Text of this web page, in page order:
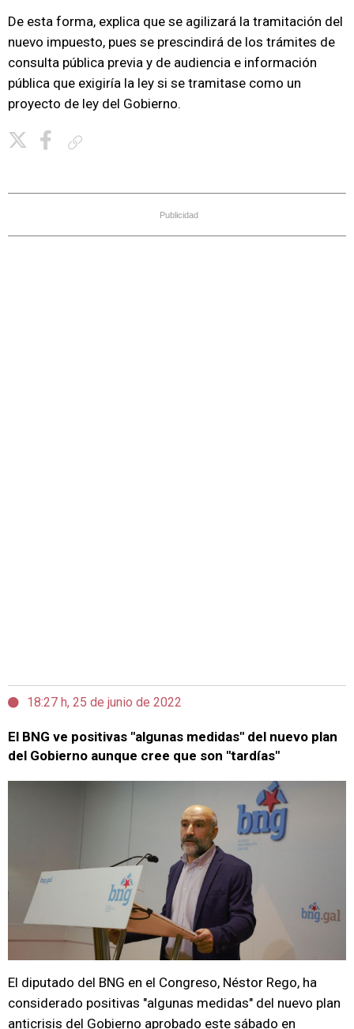
De esta forma, explica que se agilizará la tramitación del
nuevo impuesto, pues se prescindirá de los trámites de
consulta pública previa y de audiencia e información
pública que exigiría la ley si se tramitase como un
proyecto de ley del Gobierno.
Publicidad
18:27 h, 25 de junio de 2022
El BNG ve positivas "algunas medidas" del nuevo plan
del Gobierno aunque cree que son "tardías"
El diputado del BNG en el Congreso, Néstor Rego, ha
considerado positivas "algunas medidas" del nuevo plan
anticrisis del Gobierno aprobado este sábado en